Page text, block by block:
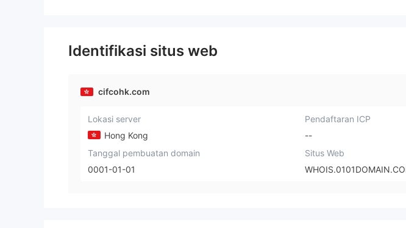
Identifikasi situs web
cifcohk.com
Lokasi server
Hong Kong
Pendaftaran ICP
--
Tanggal pembuatan domain
0001-01-01
Situs Web